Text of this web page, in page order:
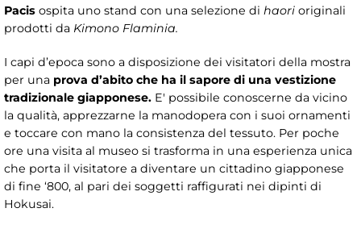
Pacis ospita uno stand con una selezione di haori originali
prodotti da Kimono Flaminia.
I capi d’epoca sono a disposizione dei visitatori della mostra
per una prova d’abito che ha il sapore di una vestizione
tradizionale giapponese. E' possibile conoscerne da vicino
la qualità, apprezzarne la manodopera con i suoi ornamenti
e toccare con mano la consistenza del tessuto. Per poche
ore una visita al museo si trasforma in una esperienza unica
che porta il visitatore a diventare un cittadino giapponese
di fine ‘800, al pari dei soggetti raffigurati nei dipinti di
Hokusai.